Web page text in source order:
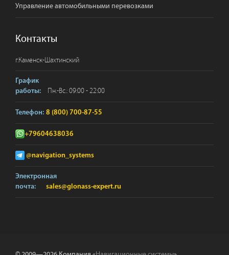
Управление автомобильными перевозками
Контакты
г.Каменск-Шахтинский
График
работы:
Пн.-Вс.: 09:00 - 22:00
Телефон: 8 (800) 700-87-55
+79604638036
@navigation_systems
Электронная
почта:
sales@glonass-expert.ru